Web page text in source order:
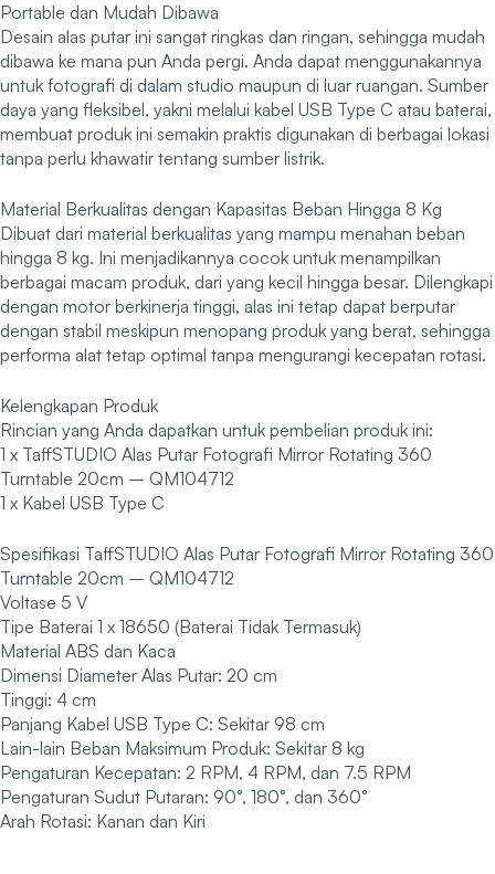
Portable dan Mudah Dibawa
Desain alas putar ini sangat ringkas dan ringan, sehingga mudah
dibawa ke mana pun Anda pergi. Anda dapat menggunakannya
untuk fotografi di dalam studio maupun di luar ruangan. Sumber
daya yang fleksibel, yakni melalui kabel USB Type C atau baterai,
membuat produk ini semakin praktis digunakan di berbagai lokasi
tanpa perlu khawatir tentang sumber listrik.
Material Berkualitas dengan Kapasitas Beban Hingga 8 Kg
Dibuat dari material berkualitas yang mampu menahan beban
hingga 8 kg. Ini menjadikannya cocok untuk menampilkan
berbagai macam produk, dari yang kecil hingga besar. Dilengkapi
dengan motor berkinerja tinggi, alas ini tetap dapat berputar
dengan stabil meskipun menopang produk yang berat, sehingga
performa alat tetap optimal tanpa mengurangi kecepatan rotasi.
Kelengkapan Produk
Rincian yang Anda dapatkan untuk pembelian produk ini:
1 x TaffSTUDIO Alas Putar Fotografi Mirror Rotating 360
Turntable 20cm – QM104712
1 x Kabel USB Type C
Spesifikasi TaffSTUDIO Alas Putar Fotografi Mirror Rotating 360
Turntable 20cm – QM104712
Voltase 5 V
Tipe Baterai 1 x 18650 (Baterai Tidak Termasuk)
Material ABS dan Kaca
Dimensi Diameter Alas Putar: 20 cm
Tinggi: 4 cm
Panjang Kabel USB Type C: Sekitar 98 cm
Lain-lain Beban Maksimum Produk: Sekitar 8 kg
Pengaturan Kecepatan: 2 RPM, 4 RPM, dan 7.5 RPM
Pengaturan Sudut Putaran: 90°, 180°, dan 360°
Arah Rotasi: Kanan dan Kiri